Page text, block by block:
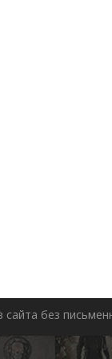
без